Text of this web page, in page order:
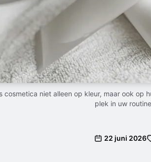
cosmetica niet alleen op kleur, maar ook op
plek in uw
22 juni 2026